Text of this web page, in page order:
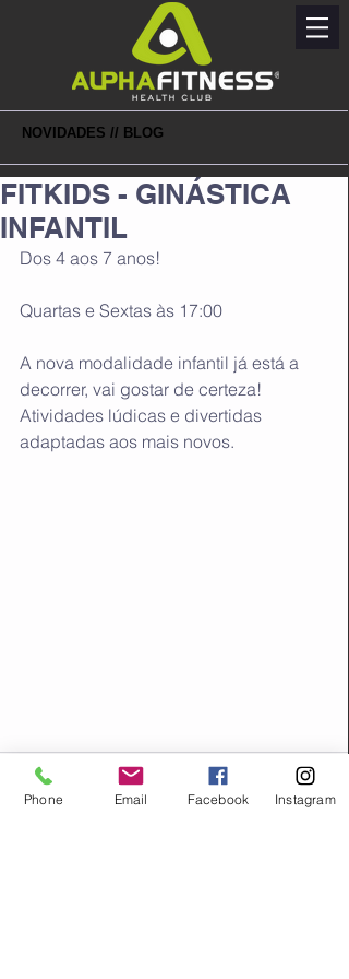
NOVIDADES // BLOG
FITKIDS - GINÁSTICA
INFANTIL
Dos 4 aos 7 anos!
Quartas e Sextas às 17:00
A nova modalidade infantil já está a
decorrer, vai gostar de certeza!
Atividades lúdicas e divertidas
adaptadas aos mais novos.
Phone Email Facebook Instagram